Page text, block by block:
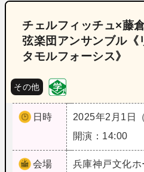
チェルフィッチュ×藤
弦楽団アンサンブル《
タモルフォーシス》
その他
日時
2025年2月1日
開演：14:00
会場 兵庫神戸文化